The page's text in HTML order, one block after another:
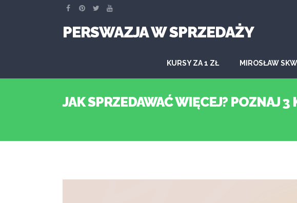
PERSWAZJA W SPRZEDAŻY
KURSY ZA 1 ZŁ MIROSŁAW
JAK SPRZEDAWAĆ WIĘCEJ? POZNAJ